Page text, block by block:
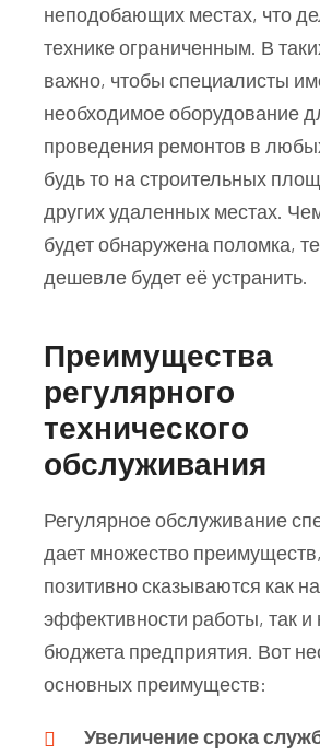
неподобающих местах, что
технике ограниченным. В
важно, чтобы специалисты
необходимое оборудование
проведения ремонтов в
будь то на строительных
других удаленных местах.
будет обнаружена поломка,
дешевле будет её устранить.
Преимущества
регулярного
технического
обслуживания
Регулярное обслуживание
дает множество
позитивно сказываются как на
эффективности работы, так и
бюджета предприятия. Вот
основных преимуществ:
Увеличение срока